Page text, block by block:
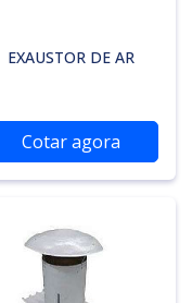
EXAUSTOR DE AR
Cotar agora